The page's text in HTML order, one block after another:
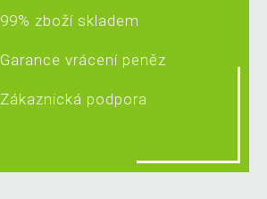
99% zboží skladem
Garance vrácení peněz
Zákaznická podpora